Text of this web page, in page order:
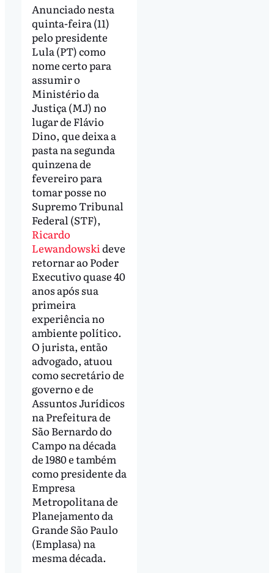
Anunciado nesta
quinta-feira (11)
pelo presidente
Lula (PT) como
nome certo para
assumir o
Ministério da
Justiça (MJ) no
lugar de Flávio
Dino, que deixa a
pasta na segunda
quinzena de
fevereiro para
tomar posse no
Supremo Tribunal
Federal (STF),
Ricardo
Lewandowski deve
retornar ao Poder
Executivo quase 40
anos após sua
primeira
experiência no
ambiente político.
O jurista, então
advogado, atuou
como secretário de
governo e de
Assuntos Jurídicos
na Prefeitura de
São Bernardo do
Campo na década
de 1980 e também
como presidente da
Empresa
Metropolitana de
Planejamento da
Grande São Paulo
(Emplasa) na
mesma década.